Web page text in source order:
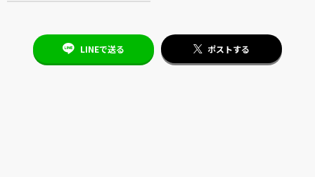
LINEで送る ポストする